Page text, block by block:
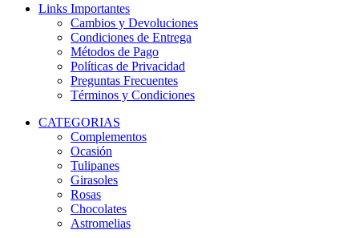
Links Importantes
Cambios y Devoluciones
Condiciones de Entrega
Métodos de Pago
Políticas de Privacidad
Preguntas Frecuentes
Términos y Condiciones
CATEGORIAS
Complementos
Ocasión
Tulipanes
Girasoles
Rosas
Chocolates
Astromelias